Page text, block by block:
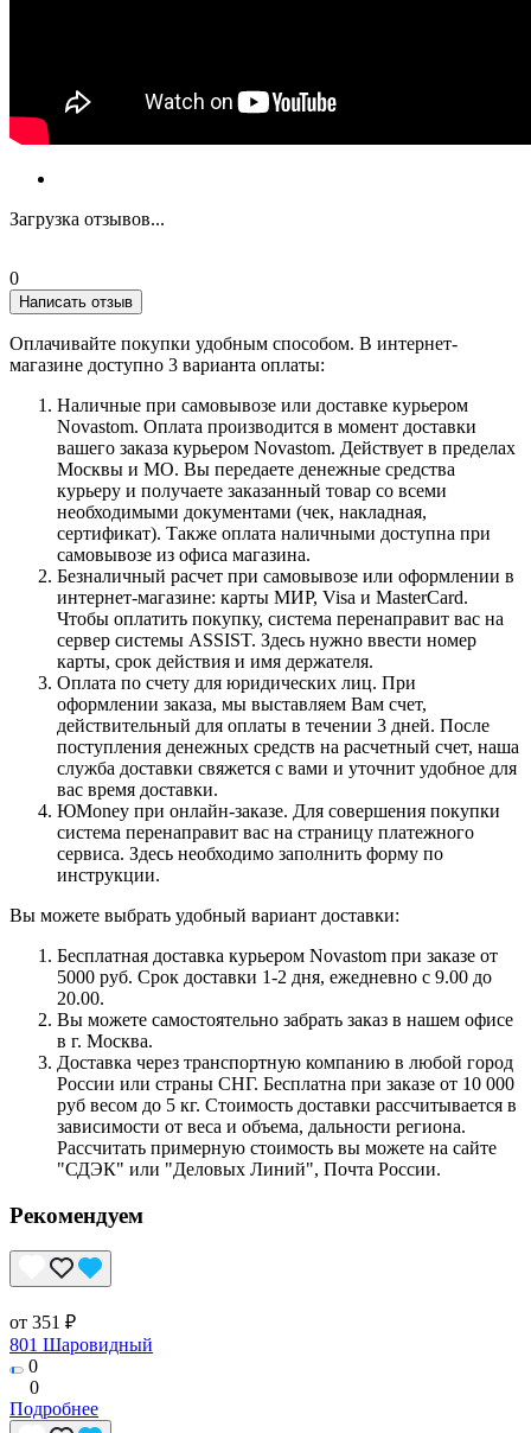
Загрузка отзывов...
0
Написать отзыв
Оплачивайте покупки удобным способом. В интернет-
магазине доступно 3 варианта оплаты:
Наличные при самовывозе или доставке курьером
Novastom. Оплата производится в момент доставки
вашего заказа курьером Novastom. Действует в пределах
Москвы и МО. Вы передаете денежные средства
курьеру и получаете заказанный товар со всеми
необходимыми документами (чек, накладная,
сертификат). Также оплата наличными доступна при
самовывозе из офиса магазина.
Безналичный расчет при самовывозе или оформлении в
интернет-магазине: карты МИР, Visa и MasterCard.
Чтобы оплатить покупку, система перенаправит вас на
сервер системы ASSIST. Здесь нужно ввести номер
карты, срок действия и имя держателя.
Оплата по счету для юридических лиц. При
оформлении заказа, мы выставляем Вам счет,
действительный для оплаты в течении 3 дней. После
поступления денежных средств на расчетный счет, наша
служба доставки свяжется с вами и уточнит удобное для
вас время доставки.
ЮMoney при онлайн-заказе. Для совершения покупки
система перенаправит вас на страницу платежного
сервиса. Здесь необходимо заполнить форму по
инструкции.
Вы можете выбрать удобный вариант доставки:
Бесплатная доставка курьером Novastom при заказе от
5000 руб. Срок доставки 1-2 дня, ежедневно с 9.00 до
20.00.
Вы можете самостоятельно забрать заказ в нашем офисе
в г. Москва.
Доставка через транспортную компанию в любой город
России или страны СНГ. Бесплатна при заказе от 10 000
руб весом до 5 кг. Стоимость доставки рассчитывается в
зависимости от веса и объема, дальности региона.
Рассчитать примерную стоимость вы можете на сайте
"СДЭК" или "Деловых Линий", Почта России.
Рекомендуем
от 351 ₽
801 Шаровидный
0
0
Подробнее